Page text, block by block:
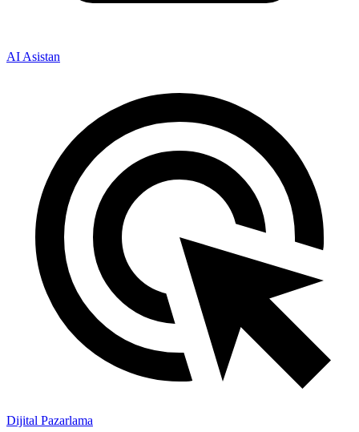
AI Asistan
Dijital Pazarlama